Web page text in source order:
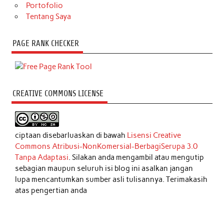
Portofolio
Tentang Saya
PAGE RANK CHECKER
CREATIVE COMMONS LICENSE
ciptaan disebarluaskan di bawah Lisensi Creative
Commons Atribusi-NonKomersial-BerbagiSerupa 3.0
Tanpa Adaptasi. Silakan anda mengambil atau mengutip
sebagian maupun seluruh isi blog ini asalkan jangan
lupa mencantumkan sumber asli tulisannya. Terimakasih
atas pengertian anda